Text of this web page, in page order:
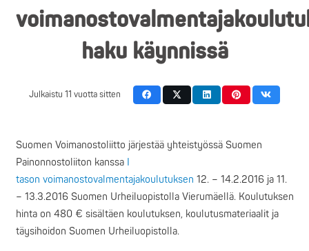
haku käynnissä
Julkaistu 11 vuotta sitten
Suomen Voimanostoliitto järjestää yhteistyössä Suomen
Painonnostoliiton kanssaI
tason voimanostovalmentajakoulutuksen 12. – 14.2.2016 ja 11.
– 13.3.2016 Suomen Urheiluopistolla Vierumäellä. Koulutuksen
hinta on 480 € sisältäen koulutuksen, koulutusmateriaalit ja
täysihoidon Suomen Urheiluopistolla.